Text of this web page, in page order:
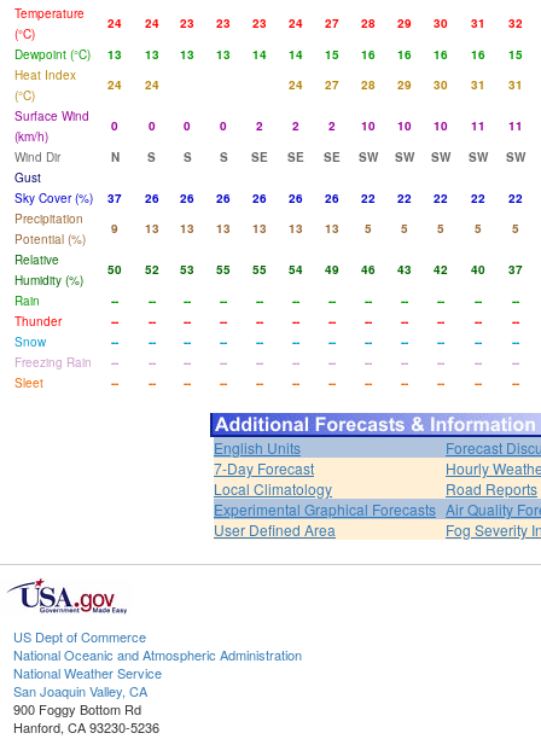
Temperature
(°C)
24 24 23 23 23 24 27 28 29 30 31
32
Dewpoint (°C)
13 13 13 13 14 14 15 16 16 16 16
15
Heat Index
(°C)
24 24 24 27 28 29 30 31
31
Surface Wind
(km/h)
0 0 0 0 2 2 2 10 10 10 11
11
Wind Dir
N S S S SE SE SE SW SW SW SW
SW
Gust
Sky Cover (%)
37 26 26 26 26 26 26 22 22 22 22
22
Precipitation
Potential (%)
9 13 13 13 13 13 13 5 5 5 5
5
Relative
Humidity (%)
50 52 53 55 55 54 49 46 43 42 40
37
Rain
-- -- -- -- -- -- -- -- -- -- --
--
Thunder
-- -- -- -- -- -- -- -- -- -- --
--
Snow
-- -- -- -- -- -- -- -- -- -- --
--
Freezing Rain
-- -- -- -- -- -- -- -- -- -- --
--
Sleet
-- -- -- -- -- -- -- -- -- -- -- --
English Units
Forecast
7-Day Forecast
Hourly
Local Climatology
Road Reports
Experimental Graphical Forecasts Air Quality
User Defined Area
Fog Severity
US Dept of Commerce
National Oceanic and Atmospheric Administration
National Weather Service
San Joaquin Valley, CA
900 Foggy Bottom Rd
Hanford, CA 93230-5236